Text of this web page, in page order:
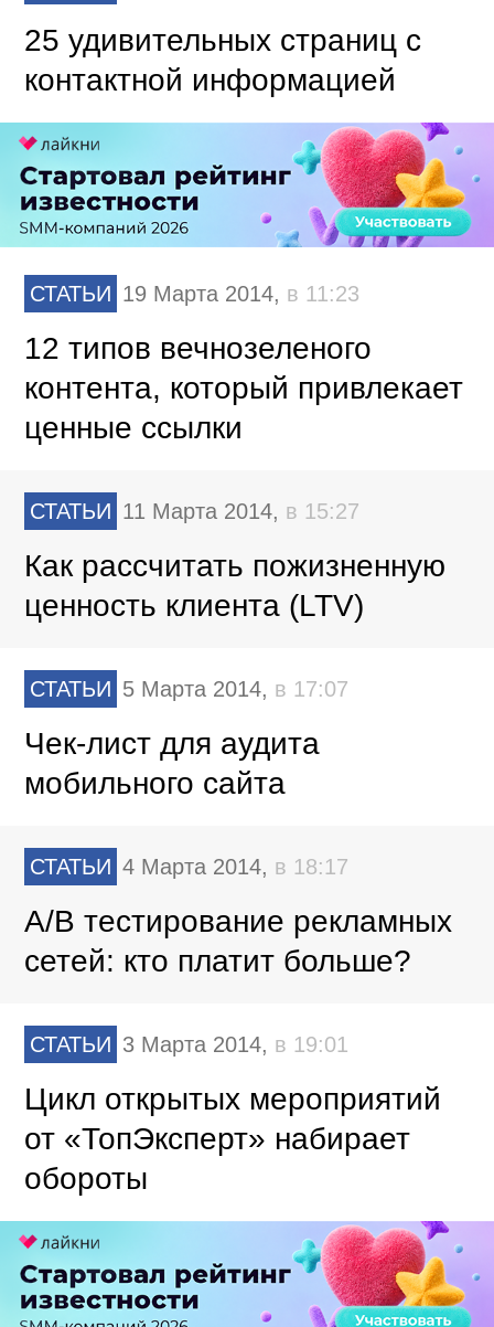
25 удивительных страниц с
контактной информацией
СТАТЬИ 19 Марта 2014, в 11:23
12 типов вечнозеленого
контента, который привлекает
ценные ссылки
СТАТЬИ 11 Марта 2014, в 15:27
Как рассчитать пожизненную
ценность клиента (LTV)
СТАТЬИ 5 Марта 2014, в 17:07
Чек-лист для аудита
мобильного сайта
СТАТЬИ 4 Марта 2014, в 18:17
A/B тестирование рекламных
сетей: кто платит больше?
СТАТЬИ 3 Марта 2014, в 19:01
Цикл открытых мероприятий
от «ТопЭксперт» набирает
обороты